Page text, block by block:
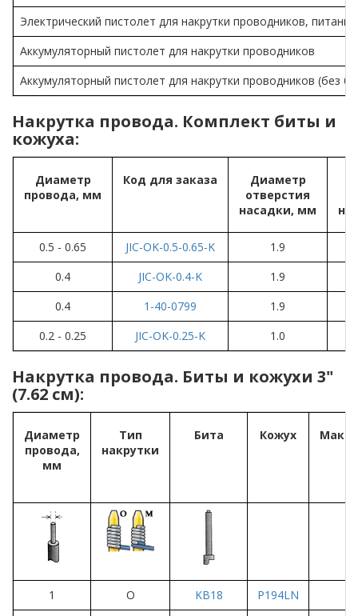
Электрический пистолет для накрутки проводников,
Аккумуляторный пистолет для накрутки проводников
Аккумуляторный пистолет для накрутки проводников (без
Накрутка провода. Комплект биты и
кожуха:
Диаметр
провода, мм
Код для заказа
Диаметр
отверстия
насадки, мм
0.5 - 0.65 JIC-OK-0.5-0.65-K
1.9
0.4
JIC-OK-0.4-K
1.9
0.4
1-40-0799
1.9
0.2 - 0.25
JIC-OK-0.25-K 1.0
Накрутка провода. Биты и кожухи 3"
(7.62 см):
Диаметр
провода,
мм
Тип
накрутки
Бита Кожух Макс.
1 O KB18
P194LN